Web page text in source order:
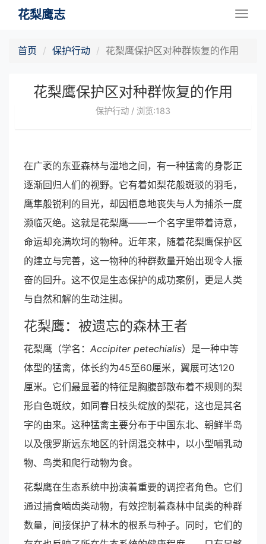
花梨鹰志
首页 保护行动 花梨鹰保护区对种群恢复的作用
花梨鹰保护区对种群恢复的作用
保护行动 / 浏览:183
在广袤的东亚森林与湿地之间，有一种猛禽的身影正
逐渐回归人们的视野。它有着如梨花般斑驳的羽毛，
鹰隼般锐利的目光，却因栖息地丧失与人为捕杀一度
濒临灭绝。这就是花梨鹰——一个名字里带着诗意，
命运却充满坎坷的物种。近年来，随着花梨鹰保护区
的建立与完善，这一物种的种群数量开始出现令人振
奋的回升。这不仅是生态保护的成功案例，更是人类
与自然和解的生动注脚。
花梨鹰：被遗忘的森林王者
花梨鹰（学名： Accipiter petechialis）是一种中等
体型的猛禽，体长约为45至60厘米，翼展可达120
厘米。它们最显著的特征是胸腹部散布着不规则的梨
形白色斑纹，如同春日枝头绽放的梨花，这也是其名
字的由来。这种猛禽主要分布于中国东北、朝鲜半岛
以及俄罗斯远东地区的针阔混交林中，以小型哺乳动
物、鸟类和爬行动物为食。
花梨鹰在生态系统中扮演着重要的调控者角色。它们
通过捕食啮齿类动物，有效控制着森林中鼠类的种群
数量，间接保护了林木的根系与种子。同时，它们的